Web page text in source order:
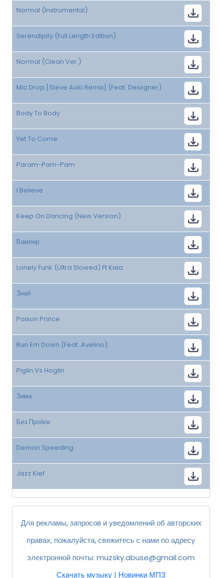
Normal (Instrumental)
Serendipity (Full Length Edition)
Normal (Clean Ver.)
Mic Drop [Steve Aoki Remix] (Feat. Desiigner)
Body To Body
Yet To Come
Param-Pam-Pam
I Believe
Keep On Dancing (New Version)
Вампир
Lonely Funk (Ultra Slowed) Ft Kixia
Знай
Poison Prince
Run Em Down (Feat. Avelino)
Piglin Vs Hoglin
Зима
Без Пробок
Demon Speeding
Jazz Kief
Для рекламы, запросов и уведомлений об авторских
правах, пожалуйста, свяжитесь с нами по адресу
электронной почты: muzsky.abuse@gmail.com
Скачать музыку | Новинки МП3